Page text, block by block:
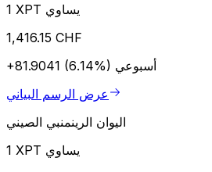
1 XPT يساوي
1,416.15 CHF
+81.9041 (6.14%) أسبوعي
عرض الرسم البياني
اليوان الرينمنبي الصيني
1 XPT يساوي